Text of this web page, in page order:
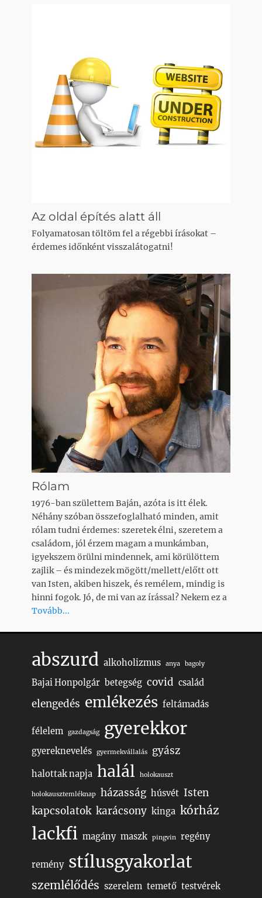
Az oldal építés alatt áll
Folyamatosan töltöm fel a régebbi írásokat –
érdemes időnként visszalátogatni!
Rólam
1976-ban születtem Baján, azóta is itt élek.
Néhány szóban összefoglalható minden, amit
rólam tudni érdemes: szeretek élni, szeretem a
családom, jól érzem magam a munkámban,
igyekszem örülni mindennek, ami körülöttem
zajlik – és mindezek mögött/mellett/előtt ott
van Isten, akiben hiszek, és remélem, mindig is
hinni fogok. Jó, de mi van az írással? Nekem ez a
Tovább...
abszurd alkoholizmus anya bagoly
Bajai Honpolgár betegség covid család
elengedés emlékezés feltámadás
félelem gazdagság gyerekkor
gyereknevelés gyermekvállalás gyász
halottak napja halál holokauszt
holokausztemléknap házasság húsvét Isten
kapcsolatok karácsony kinga kórház
lackfi magány maszk pingvin regény
remény stílusgyakorlat
szemlélődés szerelem temető testvérek